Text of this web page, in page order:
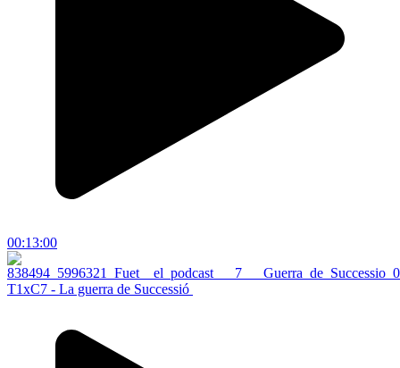
00:13:00
T1xC7 - La guerra de Successió